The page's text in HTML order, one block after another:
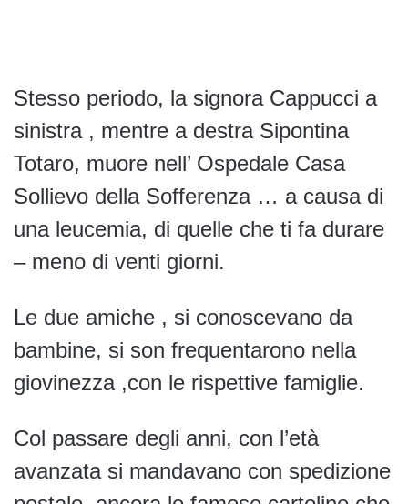
Stesso periodo, la signora Cappucci a
sinistra , mentre a destra Sipontina
Totaro, muore nell’ Ospedale Casa
Sollievo della Sofferenza … a causa di
una leucemia, di quelle che ti fa durare
– meno di venti giorni.
Le due amiche , si conoscevano da
bambine, si son frequentarono nella
giovinezza ,con le rispettive famiglie.
Col passare degli anni, con l’età
avanzata si mandavano con spedizione